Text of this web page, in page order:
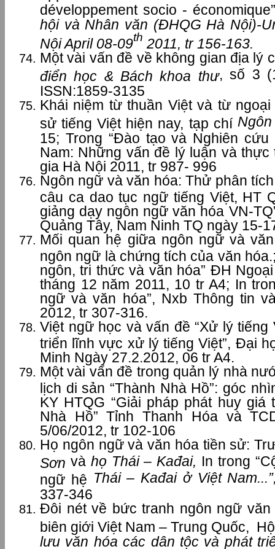
développement socio -
hội và Nhân văn (ĐHQG Hà Nội)-
Nội April 08-09th 2011, tr 156-163.
Một vài vấn đề về không gian địa lý
điển học & Bách khoa thư, số 3
ISSN:1859-3135
Khái niệm từ thuần Việt và từ
sử tiếng Việt hiện nay, tạp chí
15; Trong “Đào tạo và Nghiên
Nam: Những vấn đề lý luận và thực
gia Hà Nội 2011, tr 987- 996
Ngôn ngữ và văn hóa: Thử phân
câu ca dao tục ngữ tiếng Việt, HT
giảng dạy ngôn ngữ văn hóa VN-
Quảng Tây, Nam Ninh TQ ngày 15-
Mối quan hệ giữa ngôn ngữ và
ngôn ngữ là chứng tích của văn
ngôn, tri thức và văn hóa” ĐH
tháng 12 năm 2011, 10 tr A4; In
ngữ và văn hóa”, Nxb Thông tin
2012, tr 307-316.
Việt ngữ học và vấn đề “Xử lý tiếng
triển lĩnh vực xử lý tiếng Việt”, Đại
Minh Ngày 27.2.2012, 06 tr A4.
Một vài vấn đề trong quản lý nhà
lịch di sản “Thành Nhà Hồ”: góc
KY HTQG “Giải pháp phát huy
Nhà Hồ” Tỉnh Thanh Hóa và
5/06/2012, tr 102-106
Họ ngôn ngữ và văn hóa tiền sử:
Sơn và họ Thái – Kađai, In trong
ngữ hệ Thái – Kađai ở Việt
337-346
Đôi nét về bức tranh ngôn ngữ
biên giới Việt Nam – Trung Quốc,
lưu văn hóa các dân tộc và phát